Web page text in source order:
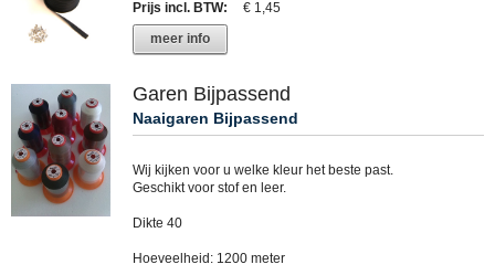
Prijs incl. BTW:
€ 1,45
meer info
Garen Bijpassend
Naaigaren Bijpassend
Wij kijken voor u welke kleur het beste past.
Geschikt voor stof en leer.
Dikte 40
Hoeveelheid: 1200 meter